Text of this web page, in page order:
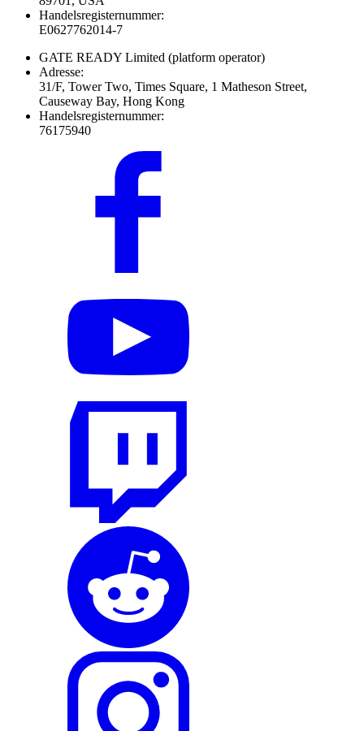
Handelsregisternummer:
E0627762014-7
GATE READY Limited (platform operator)
Adresse:
31/F, Tower Two, Times Square, 1 Matheson Street,
Causeway Bay, Hong Kong
Handelsregisternummer:
76175940